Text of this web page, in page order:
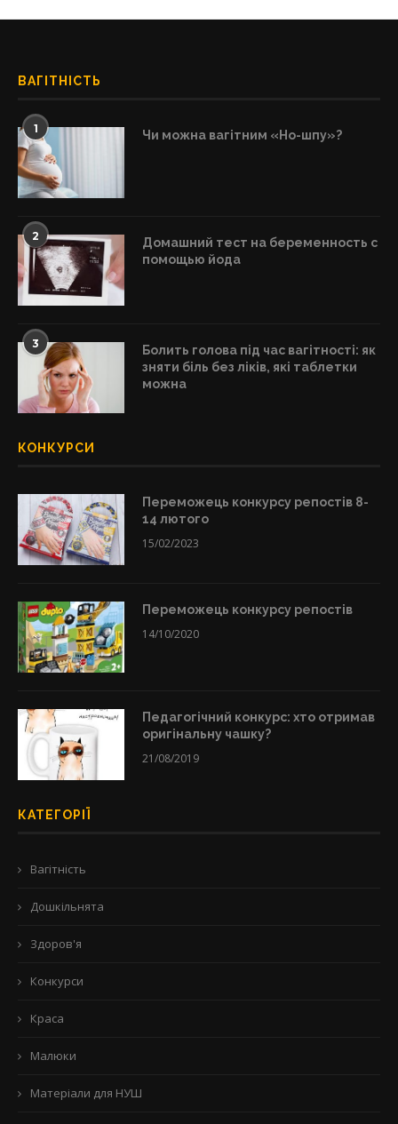
ВАГІТНІСТЬ
1 Чи можна вагітним «Но-шпу»?
2
Домашний тест на беременность с
помощью йода
3
Болить голова під час вагітності: як
зняти біль без ліків, які таблетки
можна
КОНКУРСИ
Переможець конкурсу репостів 8-
14 лютого
15/02/2023
Переможець конкурсу репостів
14/10/2020
Педагогічний конкурс: хто отримав
оригінальну чашку?
21/08/2019
КАТЕГОРІЇ
Вагітність
Дошкільнята
Здоров'я
Конкурси
Краса
Малюки
Матеріали для НУШ